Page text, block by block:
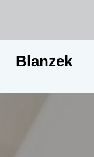
Blanzek